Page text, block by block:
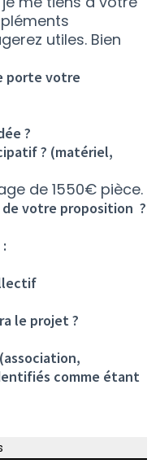
utiles. Bien
porte votre
?
? (matériel,
de 1550€ pièce.
votre proposition ?
le projet ?
comme étant